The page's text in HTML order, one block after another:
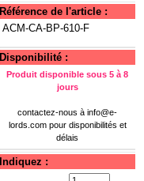
Référence de l'article :
ACM-CA-BP-610-F
Disponibilité :
Produit disponible sous 5 à 8
jours
contactez-nous à info@e-
lords.compour disponibilités et
délais
Indiquez :